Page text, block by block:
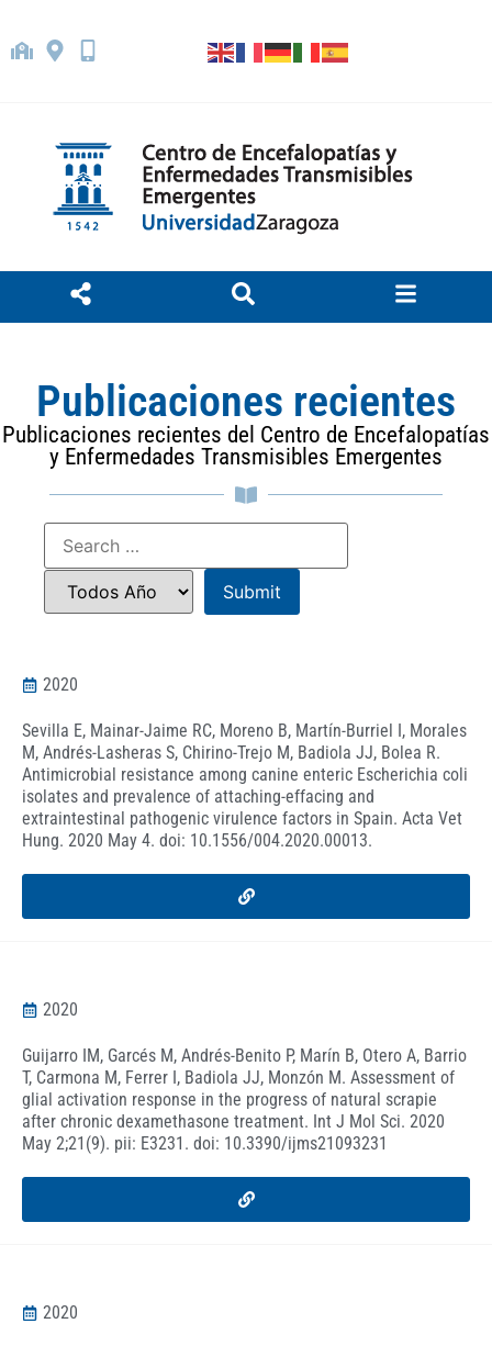
Publicaciones recientes
Publicaciones recientes del Centro de Encefalopatías
y Enfermedades Transmisibles Emergentes
2020
Sevilla E, Mainar-Jaime RC, Moreno B, Martín-Burriel I, Morales
M, Andrés-Lasheras S, Chirino-Trejo M, Badiola JJ, Bolea R.
Antimicrobial resistance among canine enteric Escherichia coli
isolates and prevalence of attaching-effacing and
extraintestinal pathogenic virulence factors in Spain. Acta Vet
Hung. 2020 May 4. doi: 10.1556/004.2020.00013.
2020
Guijarro IM, Garcés M, Andrés-Benito P, Marín B, Otero A, Barrio
T, Carmona M, Ferrer I, Badiola JJ, Monzón M. Assessment of
glial activation response in the progress of natural scrapie
after chronic dexamethasone treatment. Int J Mol Sci. 2020
May 2;21(9). pii: E3231. doi: 10.3390/ijms21093231
2020